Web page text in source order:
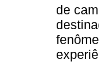
de